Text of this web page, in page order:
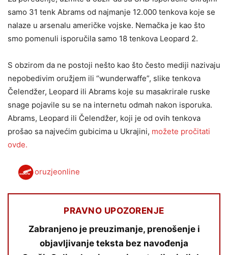
samo 31 tenk Abrams od najmanje 12.000 tenkova koje se
nalaze u arsenalu američke vojske. Nemačka je kao što
smo pomenuli isporučila samo 18 tenkova Leopard 2.
S obzirom da ne postoji nešto kao što često mediji nazivaju
nepobedivim oružjem ili “wunderwaffe”, slike tenkova
Čelendžer, Leopard ili Abrams koje su masakrirale ruske
snage pojavile su se na internetu odmah nakon isporuka.
Abrams, Leopard ili Čelendžer, koji je od ovih tenkova
prošao sa najvećim gubicima u Ukrajini, možete pročitati
ovde.
oruzjeonline
PRAVNO UPOZORENJE
Zabranjeno je preuzimanje, prenošenje i
objavljivanje teksta bez navođenja